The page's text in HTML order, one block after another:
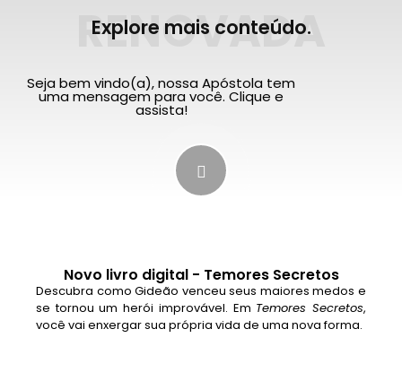
RENOVADA
Explore mais conteúdo.
Seja bem vindo(a), nossa Apóstola tem
uma mensagem para você. Clique e
assista!
Novo livro digital - Temores Secretos
Descubra como Gideão venceu seus maiores medos e
se tornou um herói improvável. Em Temores Secretos,
você vai enxergar sua própria vida de uma nova forma.